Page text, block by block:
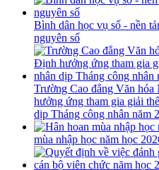
Bình dân học vụ số - nền
nguyên số
Trường Cao đẳng Văn
hưởng ứng tham gia giải
dịp Tháng công nhân năm
mùa nhập học năm học